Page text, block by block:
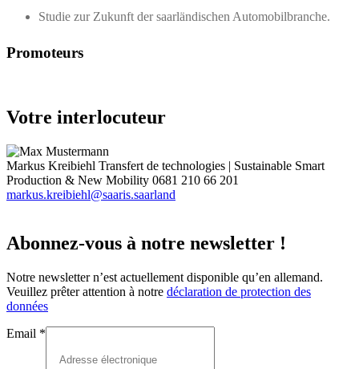
Studie zur Zukunft der saarländischen Automobilbranche.
Promoteurs
Votre interlocuteur
Markus Kreibiehl Transfert de technologies | Sustainable Smart
Production & New Mobility 0681 210 66 201
markus.kreibiehl@saaris.saarland
Abonnez-vous à notre newsletter !
Notre newsletter n’est actuellement disponible qu’en allemand.
Veuillez prêter attention à notre déclaration de protection des
données
Email *